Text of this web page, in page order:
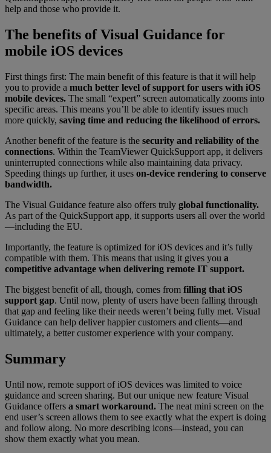
help and those who provide it.
The benefits of Visual Guidance for
mobile iOS devices
First things first: The main benefit of this feature is that it will help
you to provide a much better level of support for users with iOS
mobile devices. The small “expert” screen automatically zooms into
specific areas. This means you’ll be able to identify issues much
more quickly, saving time and reducing the likelihood of errors.
Another benefit of the feature is the security and reliability of the
connections. Within the TeamViewer QuickSupport app, it delivers
uninterrupted connections while also maintaining data privacy.
Speeding things up further, it uses on-device rendering to conserve
bandwidth.
The Visual Guidance feature also offers truly global functionality.
As part of the QuickSupport app, it supports users all over the world
—including the EU.
Importantly, the feature is optimized for iOS devices and it’s fully
compatible with them. This means that using it gives you a
competitive advantage when delivering remote IT support.
The biggest benefit of all, though, comes from filling that iOS
support gap. Until now, plenty of users have been falling through
that gap and feeling like their needs weren’t being fully met. Visual
Guidance can help deliver happier customers and clients—and
ultimately, a better customer experience with your company.
Summary
Until now, remote support of iOS devices was limited to voice
guidance and screen sharing. But our unique new feature Visual
Guidance offers a smart workaround. The neat mini screen on the
end user’s screen allows them to see exactly what the expert is doing
and follow along. No more describing icons—instead, you can
show them exactly what you mean.